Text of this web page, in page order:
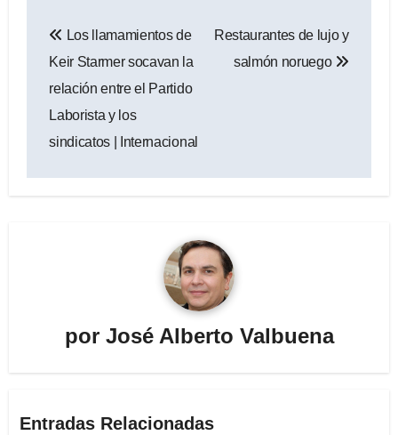
de
entradas
Los llamamientos de
Keir Starmer socavan la
relación entre el Partido
Laborista y los
sindicatos | Internacional
Restaurantes de lujo y
salmón noruego
por José Alberto Valbuena
Entradas Relacionadas